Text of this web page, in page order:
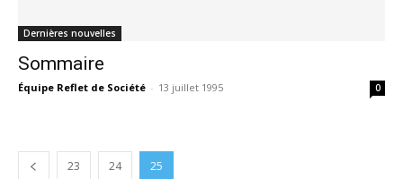
Dernières nouvelles
Sommaire
Équipe Reflet de Société - 13 juillet 1995 0
23 24 25